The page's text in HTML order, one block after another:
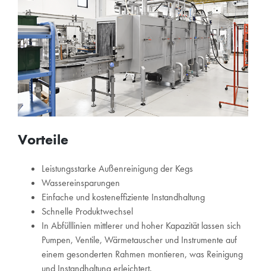
Vorteile
Leistungsstarke Außenreinigung der Kegs
Wassereinsparungen
Einfache und kosteneffiziente Instandhaltung
Schnelle Produktwechsel
In Abfülllinien mittlerer und hoher Kapazität lassen sich
Pumpen, Ventile, Wärmetauscher und Instrumente auf
einem gesonderten Rahmen montieren, was Reinigung
und Instandhaltung erleichtert.